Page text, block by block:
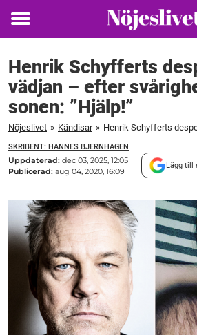
Toggle
Henrik Schyfferts
vädjan – efter
sonen: ”Hjälp!”
Nöjeslivet » Kändisar »
SKRIBENT: HANNES BJERNHAGEN
Uppdaterad: dec 03, 2025, 12:05
Publicerad: aug 04, 2020, 16:09
Lägg till